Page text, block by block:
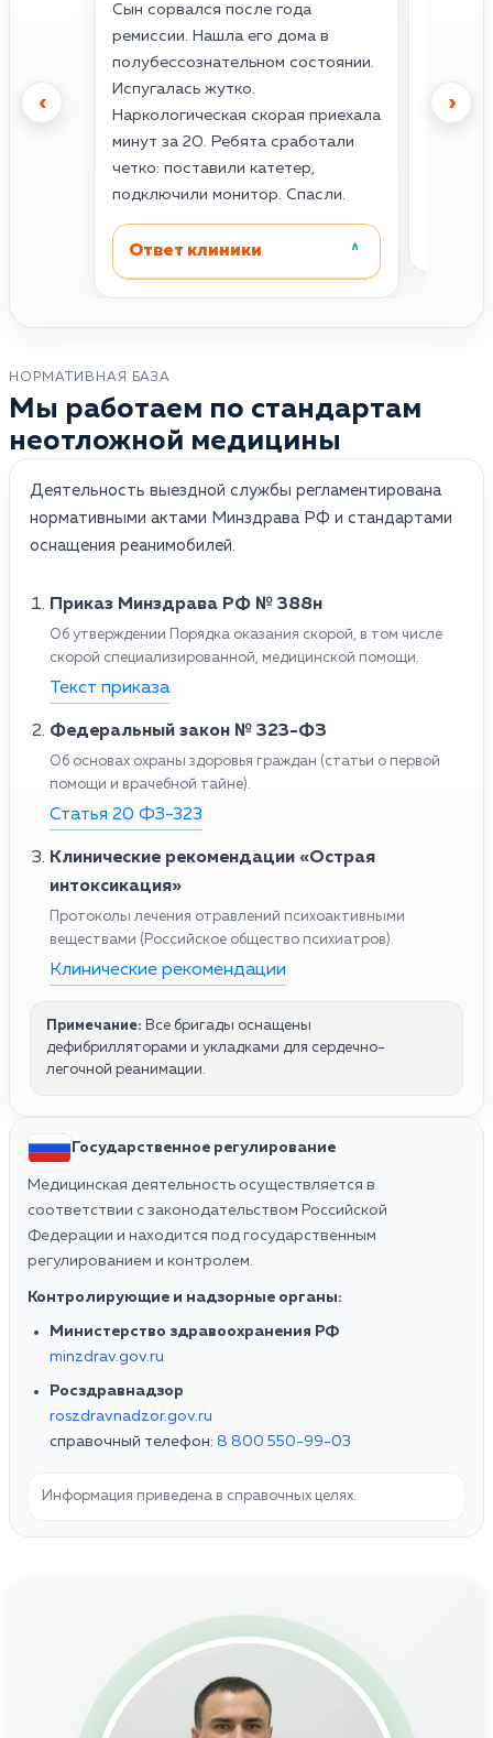
‹ ›
Сын сорвался после года
ремиссии. Нашла его дома в
полубессознательном состоянии.
Испугалась жутко.
Наркологическая скорая приехала
минут за 20. Ребята сработали
четко: поставили катетер,
подключили монитор. Спасли.
Ответ клиники ˄
НОРМАТИВНАЯ БАЗА
Мы работаем по стандартам
неотложной медицины
Деятельность выездной службы регламентирована
нормативными актами Минздрава РФ и стандартами
оснащения реанимобилей.
Приказ Минздрава РФ № 388н
Об утверждении Порядка оказания скорой, в том числе
скорой специализированной, медицинской помощи.
Текст приказа
Федеральный закон № 323-ФЗ
Об основах охраны здоровья граждан (статьи о первой
помощи и врачебной тайне).
Статья 20 ФЗ-323
Клинические рекомендации «Острая
интоксикация»
Протоколы лечения отравлений психоактивными
веществами (Российское общество психиатров).
Клинические рекомендации
Примечание: Все бригады оснащены
дефибрилляторами и укладками для сердечно-
легочной реанимации.
Государственное регулирование
Медицинская деятельность осуществляется в
соответствии с законодательством Российской
Федерации и находится под государственным
регулированием и контролем.
Контролирующие и надзорные органы:
Министерство здравоохранения РФ
minzdrav.gov.ru
Росздравнадзор
roszdravnadzor.gov.ru
справочный телефон: 8 800 550-99-03
Информация приведена в справочных целях.